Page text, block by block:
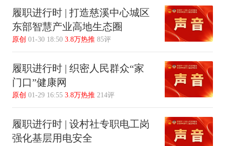
履职进行时 | 打造慈溪中心城区
东部智慧产业高地生态圈
原创 01-30 18:50 3.8万热推 85评
履职进行时 | 织密人民群众“家
门口”健康网
原创 01-29 16:55 3.8万热推 214评
履职进行时 | 设村社专职电工岗
强化基层用电安全